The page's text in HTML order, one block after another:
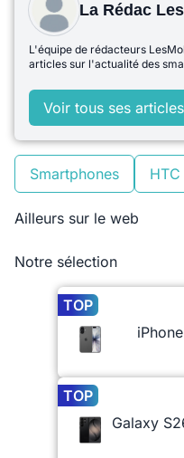
La Rédac
L'équipe de rédacteurs
articles sur l'actualité des
Voir tous ses articles
Smartphones HTC
Ailleurs sur le web
Notre sélection
TOP
TOP
Galaxy